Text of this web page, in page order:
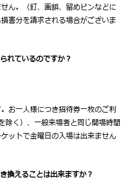
ん。（釘、画鋲、留めピンなどに
害分を請求される場合がございま
れているのですか？
お一人様につき招待券一枚のご利
除く）、一般来場者と同じ開場時間
ットで金曜日の入場は出来ません
換えることは出来ますか？